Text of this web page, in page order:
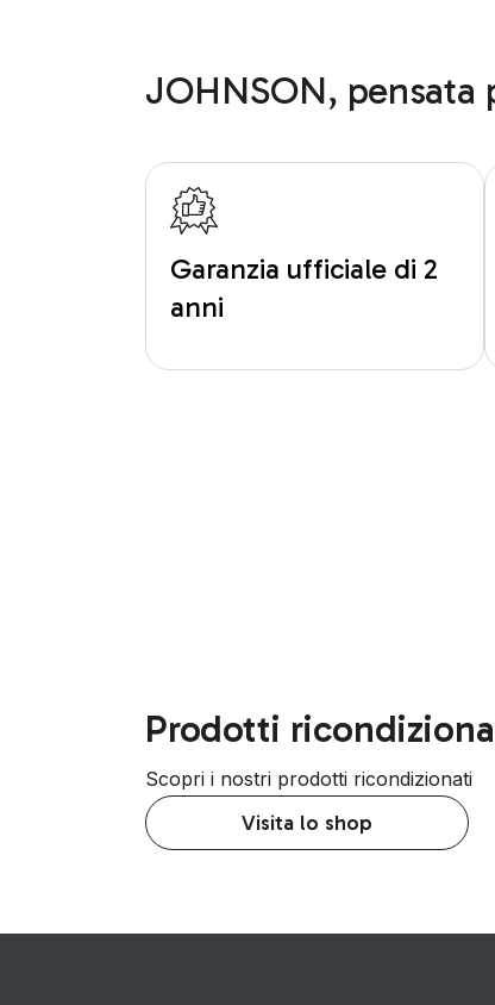
JOHNSON, pensata
Garanzia ufficiale di 2
anni
Prodotti
Scopri i nostri prodotti ricondizionati
Visita lo shop